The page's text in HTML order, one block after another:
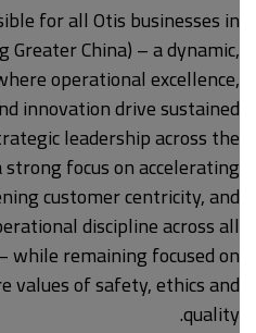
for all Otis businesses in
Greater China) – a dynamic,
operational excellence,
innovation drive sustained
leadership across the
strong focus on accelerating
customer centricity, and
discipline across all
while remaining focused on
values of safety, ethics and
quality.